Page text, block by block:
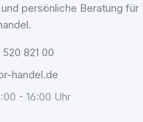
persönliche Beratung für
520 821 00
handel.de
- 16:00 Uhr